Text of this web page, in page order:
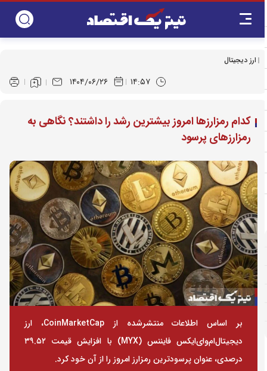
ارز دیجیتال
۱۴۰۴/۰۶/۲۶ ۱۴:۵۷
کدام رمزارزها امروز بیشترین رشد را داشتند؟ نگاهی به
رمزارزهای پرسود
بر اساس اطلاعات منتشرشده از CoinMarketCap، ارز
دیجیتال‌ام‌وای‌ایکس فایننس (MYX) با افزایش قیمت ۳۹.۵۲
درصدی، عنوان پرسودترین رمزارز امروز را از آن خود کرد.